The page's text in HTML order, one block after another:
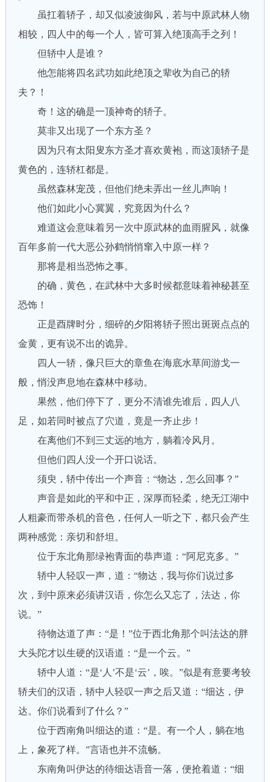
虽扛着轿子，却又似凌波御风，若与中原武林人物
相较，四人中的每一个人，皆可算入绝顶高手之列！
但轿中人是谁？
他怎能将四名武功如此绝顶之辈收为自己的轿
夫？！
奇！这的确是一顶神奇的轿子。
莫非又出现了一个东方圣？
因为只有太阳叟东方圣才喜欢黄袍，而这顶轿子是
黄色的，连轿杠都是。
虽然森林宠茂，但他们绝未弄出一丝儿声响！
他们如此小心冀翼，究竟因为什么？
难道这会意味着另一次中原武林的血雨腥风，就像
百年多前一代大恶公孙鹤悄悄窜入中原一样？
那将是相当恐怖之事。
的确，黄色，在武林中大多时候都意味着神秘甚至
恐饰！
正是酉牌时分，细碎的夕阳将轿子照出斑斑点点的
金黄，更有说不出的诡异。
四人一轿，像只巨大的章鱼在海底水草间游戈一
般，悄没声息地在森林中移动。
果然，他们停下了，更分不清谁先谁后，四人八
足，如若同时被点了穴道，竟是一齐止步！
在离他们不到三丈远的地方，躺着冷风月。
但他们四人没一个开口说话。
须臾，轿中传出一个声音：“物达，怎么回事？”
声音是如此的平和中正，深厚而轻柔，绝无江湖中
人粗豪而带杀机的音色，任何人一听之下，都只会产生
两种感觉：亲切和舒坦。
位于东北角那绿袍青面的恭声道：“阿尼克多。”
轿中人轻叹一声，道：“物达，我与你们说过多
次，到中原来必须讲汉语，你怎么又忘了，法达，你
说。”
待物达道了声：“是！”位于西北角那个叫法达的胖
大头陀才以生硬的汉语道：“是一个云。”
轿中人道：“是‘人’不是‘云’，唉。”似是有意要考较
轿夫们的汉语，轿中人轻叹一声之后又道：“细达，伊
达。你们说看到了什么？”
位于西南角叫细达的道：“是。有一个人，躺在地
上，象死了样。”言语也并不流畅。
东南角叫伊达的待细达语音一落，便抢着道：“细